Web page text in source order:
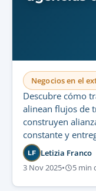
Negocios en el
Descubre cómo
alinean flujos de
construyen
constante y
LF Letizia Franco
3 Nov 2025• 5 min